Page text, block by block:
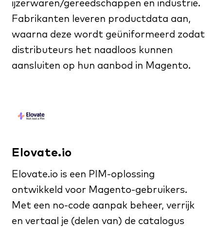
ijzerwaren/gereedschappen en industrie.
Fabrikanten leveren productdata aan,
waarna deze wordt geüniformeerd zodat
distributeurs het naadloos kunnen
aansluiten op hun aanbod in Magento.
Elovate.io
Elovate.io is een PIM-oplossing
ontwikkeld voor Magento-gebruikers.
Met een no-code aanpak beheer, verrijk
en vertaal je (delen van) de catalogus